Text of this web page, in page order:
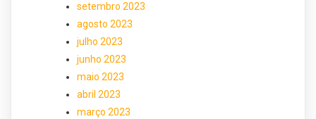
setembro 2023
agosto 2023
julho 2023
junho 2023
maio 2023
abril 2023
março 2023